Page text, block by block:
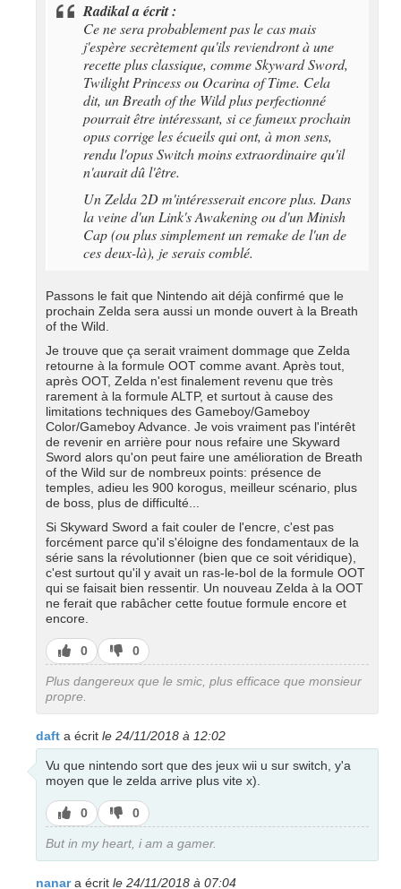
Radikal a écrit :
Ce ne sera probablement pas le cas mais
j'espère secrètement qu'ils reviendront à une
recette plus classique, comme Skyward Sword,
Twilight Princess ou Ocarina of Time. Cela
dit, un Breath of the Wild plus perfectionné
pourrait être intéressant, si ce fameux prochain
opus corrige les écueils qui ont, à mon sens,
rendu l'opus Switch moins extraordinaire qu'il
n'aurait dû l'être.
Un Zelda 2D m'intéresserait encore plus. Dans
la veine d'un Link's Awakening ou d'un Minish
Cap (ou plus simplement un remake de l'un de
ces deux-là), je serais comblé.
Passons le fait que Nintendo ait déjà confirmé que le
prochain Zelda sera aussi un monde ouvert à la Breath
of the Wild.
Je trouve que ça serait vraiment dommage que Zelda
retourne à la formule OOT comme avant. Après tout,
après OOT, Zelda n'est finalement revenu que très
rarement à la formule ALTP, et surtout à cause des
limitations techniques des Gameboy/Gameboy
Color/Gameboy Advance. Je vois vraiment pas l'intérêt
de revenir en arrière pour nous refaire une Skyward
Sword alors qu'on peut faire une amélioration de Breath
of the Wild sur de nombreux points: présence de
temples, adieu les 900 korogus, meilleur scénario, plus
de boss, plus de difficulté...
Si Skyward Sword a fait couler de l'encre, c'est pas
forcément parce qu'il s'éloigne des fondamentaux de la
série sans la révolutionner (bien que ce soit véridique),
c'est surtout qu'il y avait un ras-le-bol de la formule OOT
qui se faisait bien ressentir. Un nouveau Zelda à la OOT
ne ferait que rabâcher cette foutue formule encore et
encore.
J’aime
0
J’aime
pas
0
Plus dangereux que le smic, plus efficace que monsieur
propre.
daft a écrit le 24/11/2018 à 12:02
Vu que nintendo sort que des jeux wii u sur switch, y'a
moyen que le zelda arrive plus vite x).
J’aime
0
J’aime
pas
0
But in my heart, i am a gamer.
nanara écrit le 24/11/2018 à 07:04